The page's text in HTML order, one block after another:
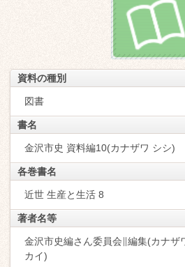
資料の種別
図書
書名
金沢市史 資料編10(カナザワ シシ)
各巻書名
近世 生産と生活 8
著者名等
金沢市史編さん委員会∥編集(カナザ
カイ)